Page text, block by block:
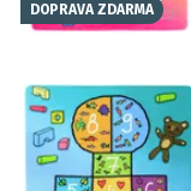
DOPRAVA ZDARMA